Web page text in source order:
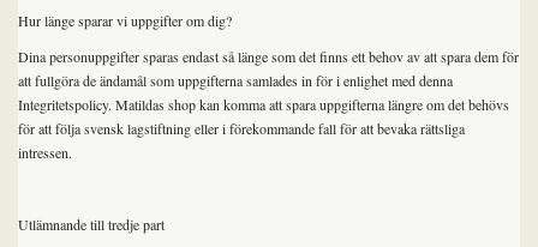
Hur länge sparar vi uppgifter om dig?
Dina personuppgifter sparas endast så länge som det finns ett behov av att spara dem för
att fullgöra de ändamål som uppgifterna samlades in för i enlighet med denna
Integritetspolicy. Matildas shop kan komma att spara uppgifterna längre om det behövs
för att följa svensk lagstiftning eller i förekommande fall för att bevaka rättsliga
intressen.
Utlämnande till tredje part